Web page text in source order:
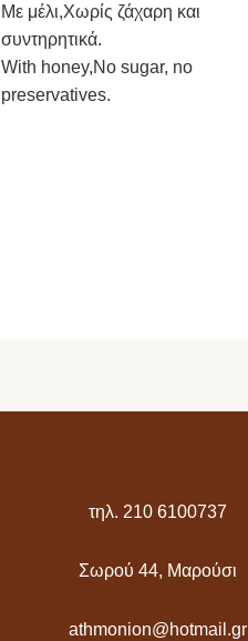
Με μέλι,Χωρίς ζάχαρη και
συντηρητικά.
With honey,No sugar, no
preservatives.
τηλ. 210 6100737
Σωρού 44, Μαρούσι
athmonion@hotmail.gr